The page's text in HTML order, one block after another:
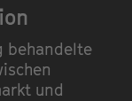
behandelte
und